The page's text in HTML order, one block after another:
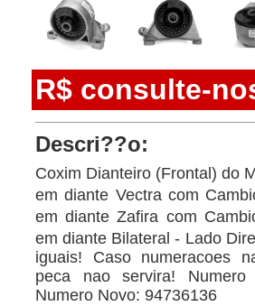
R$ consulte-
Descri??o:
Coxim Dianteiro (Frontal) do
em diante Vectra com
em diante Zafira com
em diante Bilateral - Lado
iguais! Caso numeracoes
peca nao servira! Numero
Numero Novo: 94736136